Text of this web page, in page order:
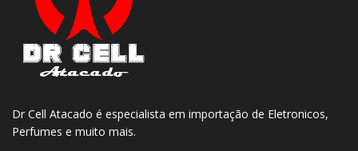
Dr Cell Atacado é especialista em importação de Eletronicos,
Perfumes e muito mais.